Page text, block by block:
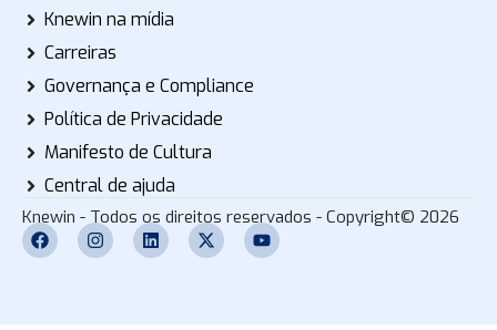
Knewin na mídia
Carreiras
Governança e Compliance
Política de Privacidade
Manifesto de Cultura
Central de ajuda
Knewin - Todos os direitos reservados - Copyright© 2026